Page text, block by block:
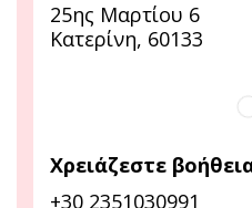
25ης Μαρτίου 6
Κατερίνη, 60133
Χρειάζεστε
+30 2351030991